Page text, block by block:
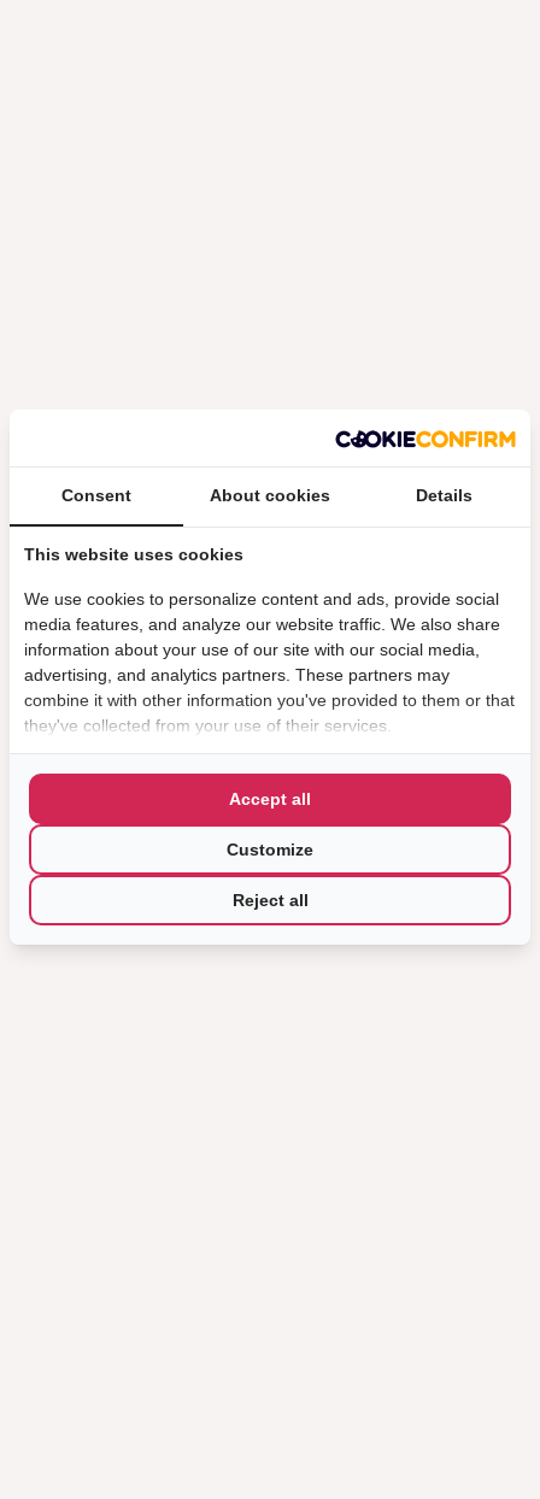
Consent About cookies Details
This website uses cookies
We use cookies to personalize content and ads, provide social
media features, and analyze our website traffic. We also share
information about your use of our site with our social media,
advertising, and analytics partners. These partners may
combine it with other information you've provided to them or that
they've collected from your use of their services.
Reject all
Customize
Accept all